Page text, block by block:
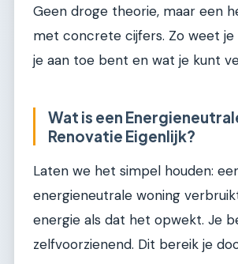
Geen droge theorie, maar een
met concrete cijfers. Zo weet je
je aan toe bent en wat je kunt
Wat is een
Renovatie Eigenlijk?
Laten we het simpel houden:
energieneutrale woning
energie als dat het opwekt. Je
zelfvoorzienend. Dit bereik je